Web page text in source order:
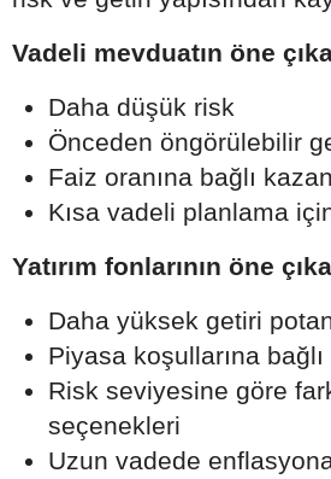
Vadeli mevduatın öne
Daha düşük risk
Önceden öngörülebilir
Faiz oranına bağlı
Kısa vadeli planlama
Yatırım fonlarının öne
Daha yüksek getiri
Piyasa koşullarına
Risk seviyesine göre
seçenekleri
Uzun vadede